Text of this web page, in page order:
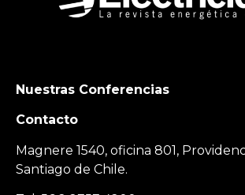
Nuestras Conferencias
Contacto
Magnere 1540, oficina 801,
Santiago de Chile.